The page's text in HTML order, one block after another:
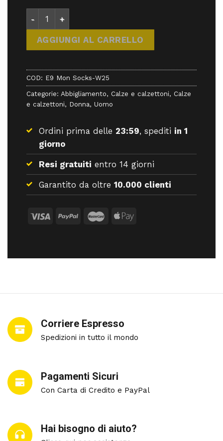
E9 Mon Socks-W25 - Calzini - E9 quantità
AGGIUNGI AL CARRELLO
COD: E9 Mon Socks-W25
Categorie: Abbigliamento, Calze e calzettoni, Calze
e calzettoni, Donna, Uomo
Ordini prima delle 23:59, spediti in 1
giorno
Resi gratuiti entro 14 giorni
Garantito da oltre 10.000 clienti
Corriere Espresso
Spedizioni in tutto il mondo
Pagamenti Sicuri
Con Carta di Credito e PayPal
Hai bisogno di aiuto?